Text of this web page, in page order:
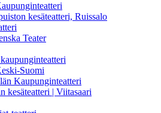
kesäteatteri, Ruissalo
Teater
Suomi
Kaupunginteatteri
kesäteatteri | Viitasaari